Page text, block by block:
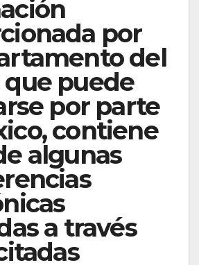
por
del
que puede
por parte
contiene
algunas
a través